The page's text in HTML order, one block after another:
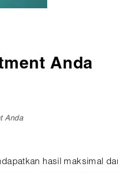
Anda
Anda
hasil maksimal